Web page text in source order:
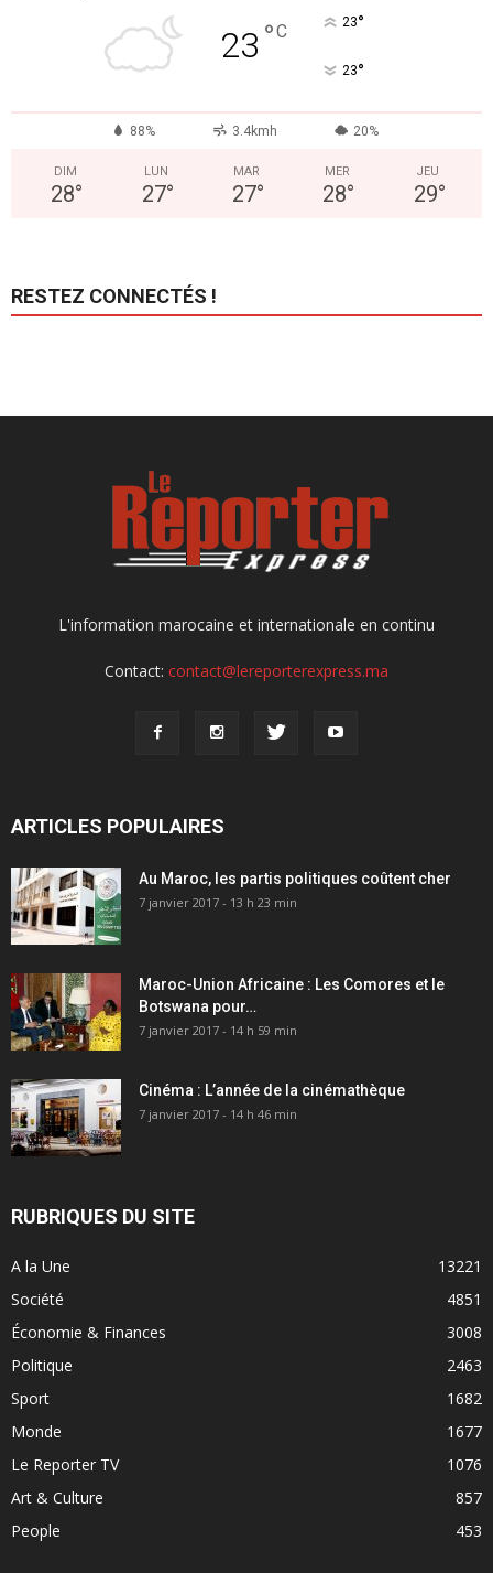
23 °C 23°
23°
88% 3.4kmh 20%
DIM
28°
LUN
27°
MAR
27°
MER
28°
JEU
29°
RESTEZ CONNECTÉS !
L'information marocaine et internationale en continu
Contact: contact@lereporterexpress.ma
ARTICLES POPULAIRES
Au Maroc, les partis politiques coûtent cher
7 janvier 2017 - 13 h 23 min
Maroc-Union Africaine : Les Comores et le
Botswana pour…
7 janvier 2017 - 14 h 59 min
Cinéma : L’année de la cinémathèque
7 janvier 2017 - 14 h 46 min
RUBRIQUES DU SITE
A la Une
13221
Société
4851
Économie & Finances
3008
Politique
2463
Sport
1682
Monde
1677
Le Reporter TV
1076
Art & Culture
857
People
453